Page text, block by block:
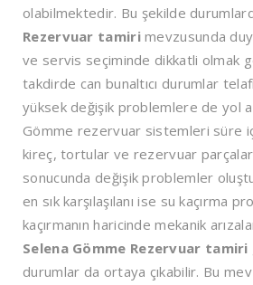
olabilmektedir. Bu şekilde
Rezervuar tamirimevzusunda
ve servis seçiminde dikkatli olmak
takdirde can bunaltıcı durumlar
yüksek değişik problemlere de yol
Gömme rezervuar sistemleri süre
kireç, tortular ve rezervuar
sonucunda değişik problemler
en sık karşılaşılanı ise su kaçırma
kaçırmanın haricinde mekanik
Selena Gömme Rezervuar tamiri
durumlar da ortaya çıkabilir. Bu